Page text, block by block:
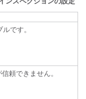
です。
頼できません。